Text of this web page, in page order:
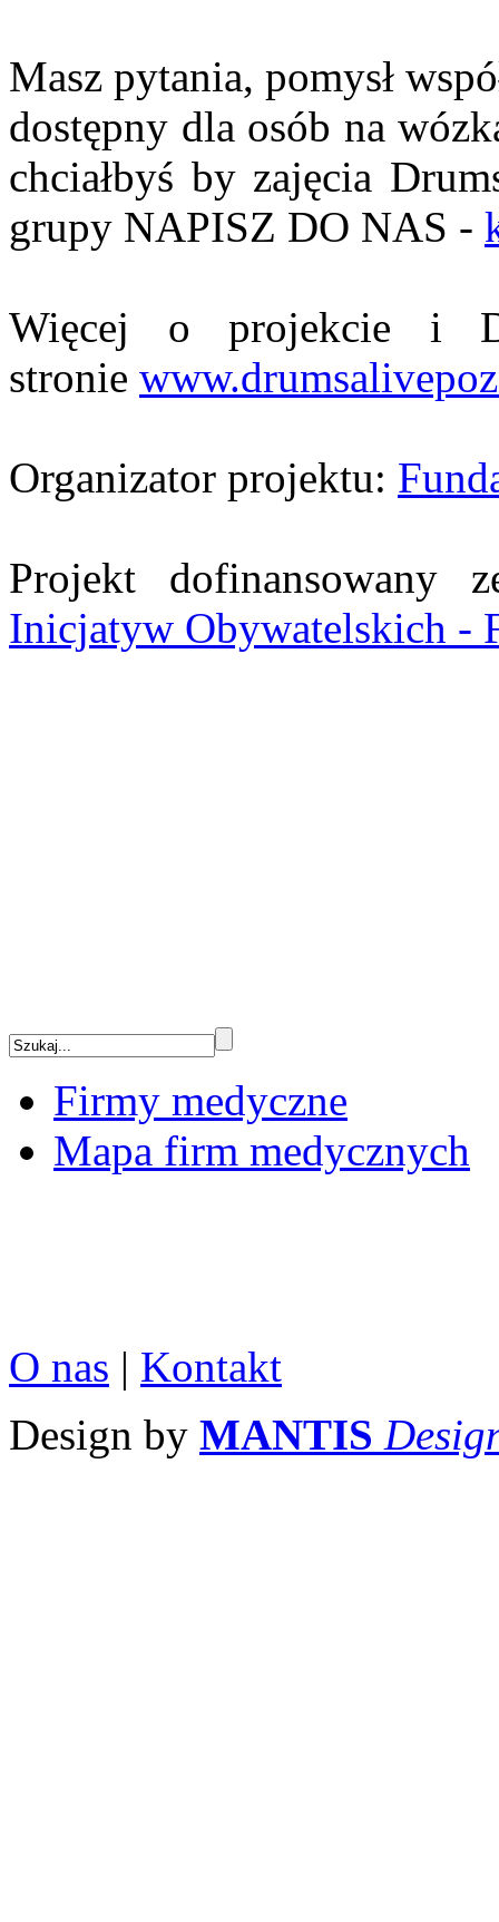
Masz pytania, pomysł
dostępny dla osób na
chciałbyś by zajęcia
grupy NAPISZ DO NAS -
Więcej o projekcie i
stronie
Organizator projektu:
Projekt dofinansowany
Inicjatyw Obywatelskich -
Firmy medyczne
Mapa firm medycznych
O nas | Kontakt
Design by MANTIS